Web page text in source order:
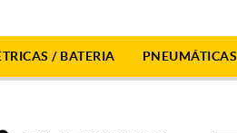
/ BATERIA PNEUMÁTICAS